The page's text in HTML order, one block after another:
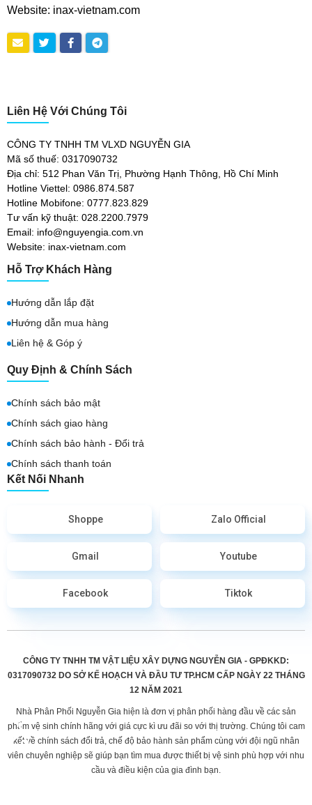
Website: inax-vietnam.com
Liên Hệ Với Chúng Tôi
CÔNG TY TNHH TM VLXD NGUYỄN GIA
Mã số thuế: 0317090732
Địa chỉ: 512 Phan Văn Trị, Phường Hạnh Thông, Hồ Chí Minh
Hotline Viettel: 0986.874.587
Hotline Mobifone: 0777.823.829
Tư vấn kỹ thuật: 028.2200.7979
Email: info@nguyengia.com.vn
Website: inax-vietnam.com
Hỗ Trợ Khách Hàng
Hướng dẫn lắp đặt
Hướng dẫn mua hàng
Liên hệ & Góp ý
Quy Định & Chính Sách
Chính sách bảo mật
Chính sách giao hàng
Chính sách bảo hành - Đổi trả
Chính sách thanh toán
Kết Nối Nhanh
Shoppe Zalo Official
Gmail Youtube
Facebook Tiktok
CÔNG TY TNHH TM VẬT LIỆU XÂY DỰNG NGUYỄN GIA - GPĐKKD:
0317090732 DO SỞ KẾ HOẠCH VÀ ĐẦU TƯ TP.HCM CẤPNGÀY 22 THÁNG
12 NĂM 2021
Nhà Phân Phối Nguyễn Gia hiện là đơn vị phân phối hàng đầu về các sản
phẩm vệ sinh chính hãng với giá cực kì ưu đãi so với thị trường. Chúng tôi cam
kết về chính sách đổi trả, chế độ bảo hành sản phẩm cùng với đội ngũ nhân
viên chuyên nghiệp sẽ giúp bạn tìm mua được thiết bị vệ sinh phù hợp với nhu
cầu và điều kiện của gia đình bạn.